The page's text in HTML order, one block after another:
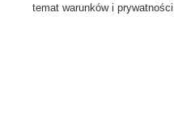
temat warunków i